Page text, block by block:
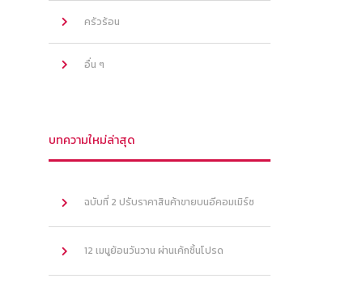
ครัวร้อน
อื่น ๆ
บทความใหม่ล่าสุด
ฉบับที่ 2 ปรับราคาสินค้าขายบนอีคอมเมิร์ซ
12 เมนูย้อนวันวาน ผ่านเค้กชิ้นโปรด